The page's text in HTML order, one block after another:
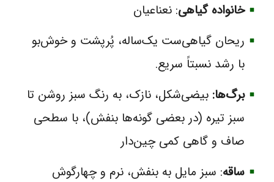
خانواده گیاهی: نعناعیان
ریحان گیاهی‌ست یک‌ساله، پُرپشت و خوش‌بو
با رشد نسبتاً سریع.
برگ‌ها: بیضی‌شکل، نازک، به رنگ سبز روشن تا
سبز تیره (در بعضی گونه‌ها بنفش)، با سطحی
صاف و گاهی کمی چین‌دار
ساقه: سبز مایل به بنفش، نرم و چهارگوش